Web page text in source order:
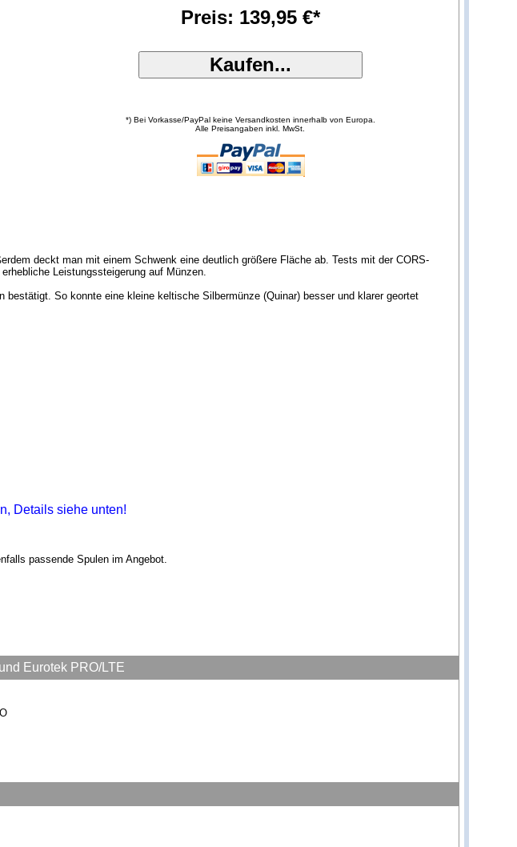
Preis: 139,95 €*
*) Bei Vorkasse/PayPal keine Versandkosten innerhalb von Europa.
Alle Preisangaben inkl. MwSt.
deckt man mit einem Schwenk eine deutlich größere Fläche ab. Tests mit der CORS-
Leistungssteigerung auf Münzen.
So konnte eine kleine keltische Silbermünze (Quinar) besser und klarer geortet
Details siehe unten!
passende Spulen im Angebot.
Eurotek PRO/LTE